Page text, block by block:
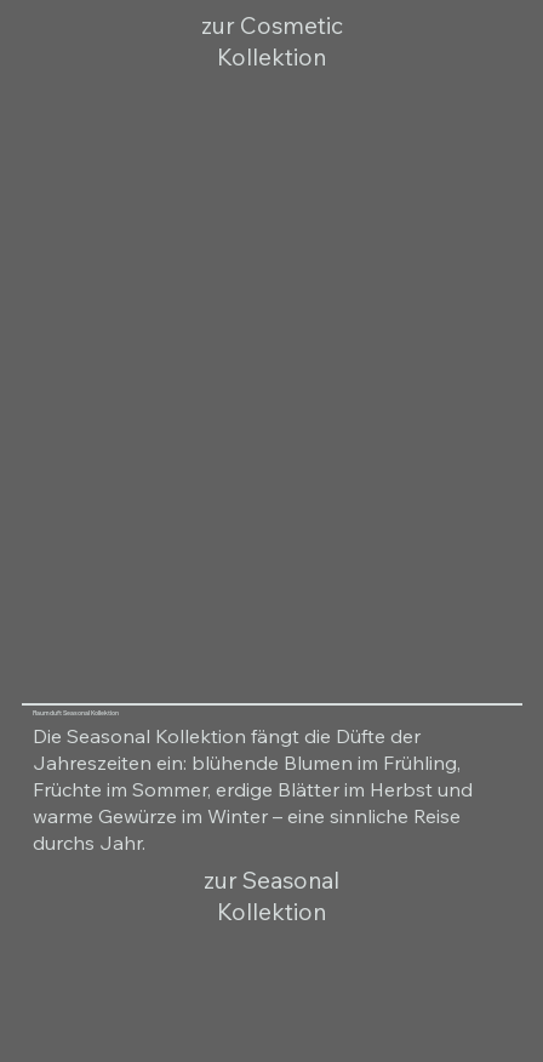
zur Cosmetic
Kollektion
Raumduft Seasonal Kollektion
Die Seasonal Kollektion fängt die Düfte der
Jahreszeiten ein: blühende Blumen im Frühling,
Früchte im Sommer, erdige Blätter im Herbst und
warme Gewürze im Winter – eine sinnliche Reise
durchs Jahr.
zur Seasonal
Kollektion